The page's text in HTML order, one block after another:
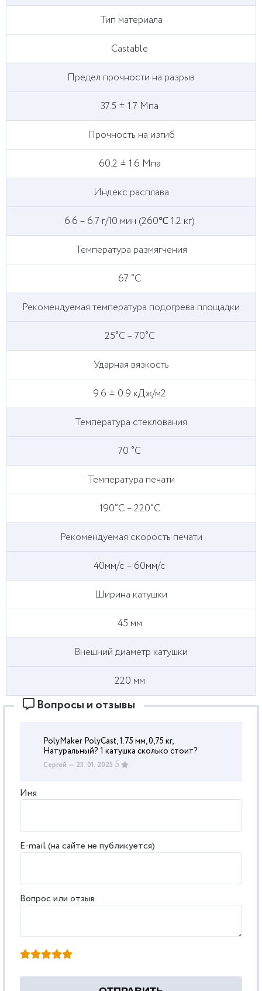
Тип материала
Castable
Предел прочности на разрыв
37.5 ± 1.7 Мпа
Прочность на изгиб
60.2 ± 1.6 Мпа
Индекс расплава
6.6 – 6.7 г/10 мин (260℃ 1.2 кг)
Температура размягчения
67 ˚C
Рекомендуемая температура подогрева площадки
25˚C – 70˚C
Ударная вязкость
9.6 ± 0.9 кДж/м2
Температура стеклования
70 ˚C
Температура печати
190˚C – 220˚C
Рекомендуемая скорость печати
40мм/с – 60мм/с
Ширина катушки
45 мм
Внешний диаметр катушки
220 мм
Вопросы и отзывы
PolyMaker PolyCast, 1.75 мм, 0,75 кг,
Натуральный? 1 катушка сколько стоит?
Сергей — 23. 01. 2025 5
Имя
E-mail (на сайте не публикуется)
Вопрос или отзыв